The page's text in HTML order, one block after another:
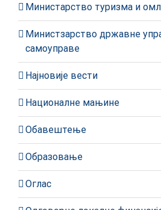
Министарство туризма и
Министзарство државне
самоуправе
Најновије вести
Националне мањине
Обавештење
Образовање
Оглас